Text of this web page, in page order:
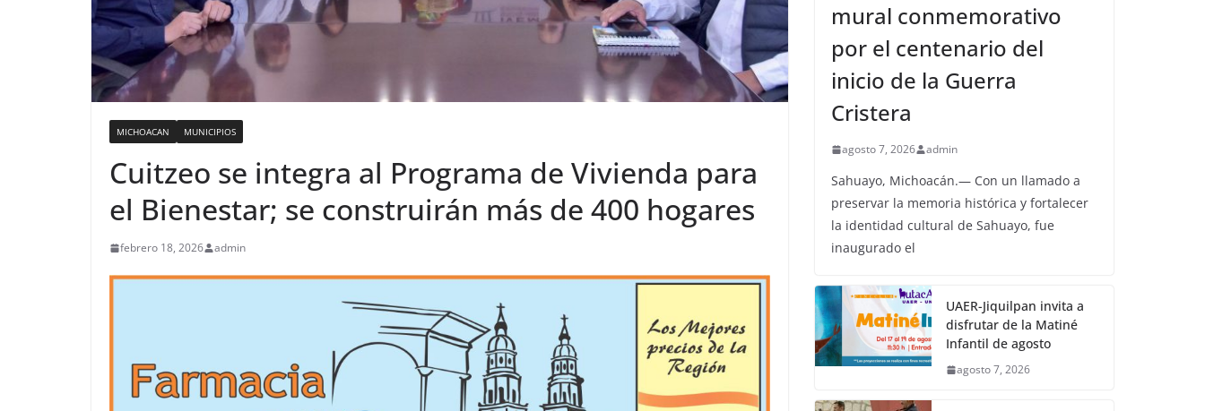
MICHOACAN MUNICIPIOS
Cuitzeo se integra al Programa de Vivienda para
el Bienestar; se construirán más de 400 hogares
febrero 18, 2026 admin
mural conmemorativo
por el centenario del
inicio de la Guerra
Cristera
agosto 7, 2026 admin
Sahuayo, Michoacán.— Con un llamado a
preservar la memoria histórica y fortalecer
la identidad cultural de Sahuayo, fue
inaugurado el
UAER-Jiquilpan invita a
disfrutar de la Matiné
Infantil de agosto
agosto 7, 2026